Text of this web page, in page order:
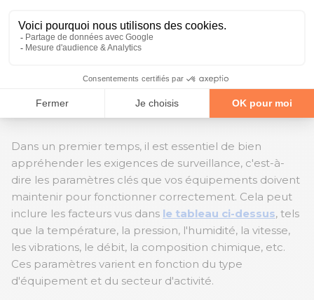
1. Compréhension des
exigences de surveillance
Dans un premier temps, il est essentiel de bien
appréhender les exigences de surveillance, c'est-à-
dire les paramètres clés que vos équipements doivent
maintenir pour fonctionner correctement. Cela peut
inclure les facteurs vus dans le tableau ci-dessus, tels
que la température, la pression, l'humidité, la vitesse,
les vibrations, le débit, la composition chimique, etc.
Ces paramètres varient en fonction du type
d'équipement et du secteur d'activité.